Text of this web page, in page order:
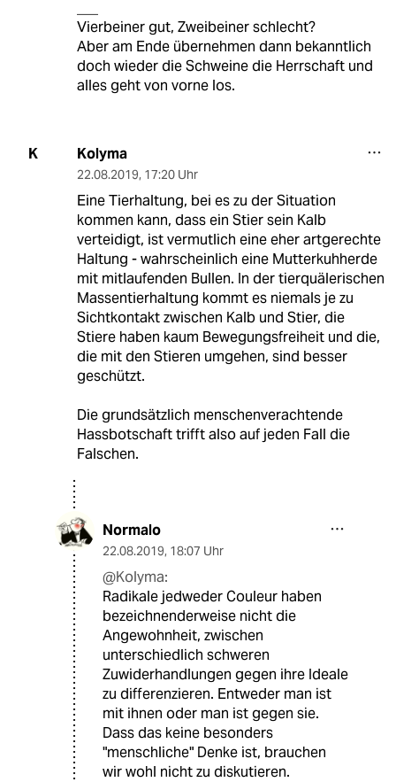
Vierbeiner gut, Zweibeiner schlecht?
Aber am Ende übernehmen dann bekanntlich
doch wieder die Schweine die Herrschaft und
alles geht von vorne los.
K Kolyma
22.08.2019, 17:20 Uhr
Eine Tierhaltung, bei es zu der Situation
kommen kann, dass ein Stier sein Kalb
verteidigt, ist vermutlich eine eher artgerechte
Haltung - wahrscheinlich eine Mutterkuhherde
mit mitlaufenden Bullen. In der tierquälerischen
Massentierhaltung kommt es niemals je zu
Sichtkontakt zwischen Kalb und Stier, die
Stiere haben kaum Bewegungsfreiheit und die,
die mit den Stieren umgehen, sind besser
geschützt.
Die grundsätzlich menschenverachtende
Hassbotschaft trifft also auf jeden Fall die
Falschen.
Normalo
22.08.2019, 18:07 Uhr
@Kolyma:
Radikale jedweder Couleur haben
bezeichnenderweise nicht die
Angewohnheit, zwischen
unterschiedlich schweren
Zuwiderhandlungen gegen ihre Ideale
zu differenzieren. Entweder man ist
mit ihnen oder man ist gegen sie.
Dass das keine besonders
"menschliche" Denke ist, brauchen
wir wohl nicht zu diskutieren.